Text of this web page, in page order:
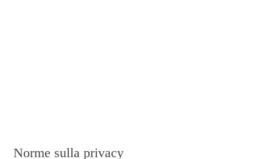
Norme sulla privacy